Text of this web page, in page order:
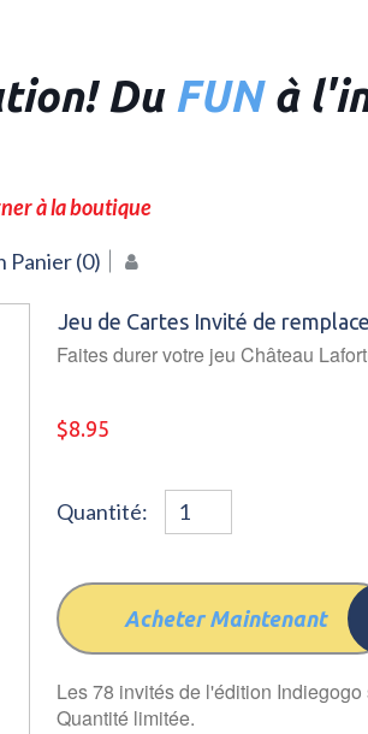
Du FUNà
à la boutique
Panier (0)
Jeu de Cartes Invité de
Faites durer votre jeu Château
$8.95
Quantité:
Acheter Maintenant
Les 78 invités de l'édition
Quantité limitée.